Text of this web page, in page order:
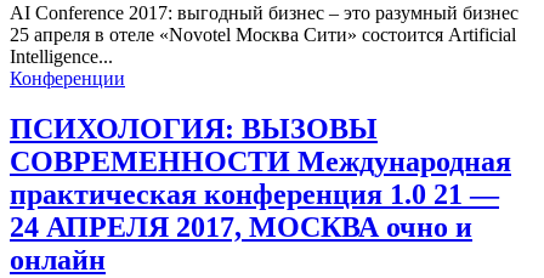
AI Conference 2017: выгодный бизнес – это разумный бизнес
25 апреля в отеле «Novotel Москва Сити» состоится Artificial
Intelligence...
Конференции
ПСИХОЛОГИЯ: ВЫЗОВЫ
СОВРЕМЕННОСТИ Международная
практическая конференция 1.0 21 —
24 АПРЕЛЯ 2017, МОСКВА очно и
онлайн